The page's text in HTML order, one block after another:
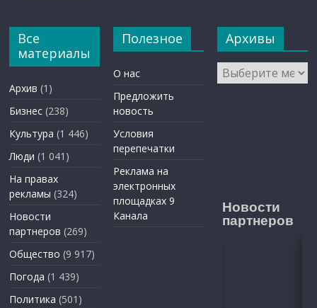
Все
материалы
Архив (1)
Бизнес (238)
Культура (1 446)
Люди (1 041)
На правах
рекламы (324)
Новости
партнеров (269)
Общество (9 917)
Погода (1 439)
Политика (501)
Полезное
О нас
Предложить
новость
Условия
перепечатки
Реклама на
электронных
площадках 9
Канала
Архивы
Архивы
Новости
партнеров